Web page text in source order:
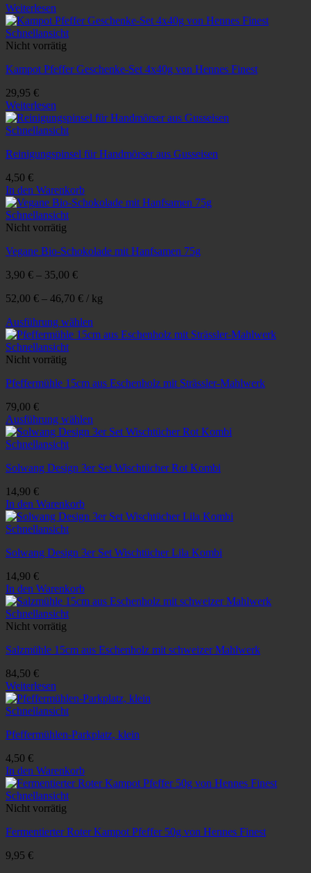
Weiterlesen
Schnellansicht
Nicht vorrätig
Kampot Pfeffer Geschenke-Set 4x40g von Hennes Finest
29,95 €
Weiterlesen
Schnellansicht
Reinigungspinsel für Handmörser aus Gusseisen
4,50 €
In den Warenkorb
Schnellansicht
Nicht vorrätig
Vegane Bio-Schokolade mit Hanfsamen 75g
3,90 € – 35,00 €
52,00 € – 46,70 € / kg
Ausführung wählen
Dieses
Produkt
weist
Varianten
Die
Optionen
können
auf
Produktseite
werden
Schnellansicht
Nicht vorrätig
Pfeffermühle 15cm aus Eschenholz mit Strässler-Mahlwerk
79,00 €
Ausführung wählen
Dieses
Produkt
mehrere
auf.
Die
Optionen
können
der
gewählt
werden
Schnellansicht
Solwang Design 3er Set Wischtücher Rot Kombi
14,90 €
In den Warenkorb
Schnellansicht
Solwang Design 3er Set Wischtücher Lila Kombi
14,90 €
In den Warenkorb
Schnellansicht
Nicht vorrätig
Salzmühle 15cm aus Eschenholz mit schweizer Mahlwerk
84,50 €
Weiterlesen
Schnellansicht
Pfeffermühlen-Parkplatz, klein
4,50 €
In den Warenkorb
Schnellansicht
Nicht vorrätig
Fermentierter Roter Kampot Pfeffer 50g von Hennes Finest
9,95 €